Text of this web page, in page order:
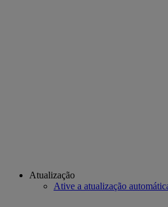
Atualização
Ative a atualização